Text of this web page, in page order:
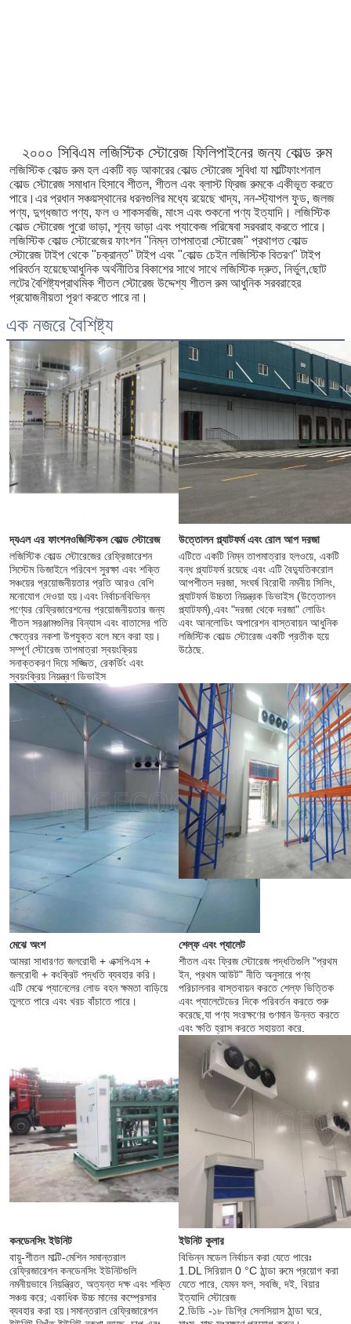
২০০০ সিবিএম লজিস্টিক স্টোরেজ ফিলিপাইনের জন্য কোল্ড রুম
লজিস্টিক কোল্ড রুম হল একটি বড় আকারের কোল্ড স্টোরেজ সুবিধা যা মাল্টিফাংশনাল
কোল্ড স্টোরেজ সমাধান হিসাবে শীতল, শীতল এবং ব্লাস্ট ফ্রিজ রুমকে একীভূত করতে
পারে।এর প্রধান সঞ্চয়স্থানের ধরনগুলির মধ্যে রয়েছে খাদ্য, নন-স্ট্যাপল ফুড, জলজ
পণ্য, দুগ্ধজাত পণ্য, ফল ও শাকসবজি, মাংস এবং শুকনো পণ্য ইত্যাদি। লজিস্টিক
কোল্ড স্টোরেজ পুরো ভাড়া, শূন্য ভাড়া এবং প্যাকেজ পরিষেবা সরবরাহ করতে পারে।
লজিস্টিক কোল্ড স্টোরেজের ফাংশন "নিম্ন তাপমাত্রা স্টোরেজ" প্রথাগত কোল্ড
স্টোরেজ টাইপ থেকে "চক্রান্ত" টাইপ এবং "কোল্ড চেইন লজিস্টিক বিতরণ" টাইপ
পরিবর্তন হয়েছেআধুনিক অর্থনীতির বিকাশের সাথে সাথে লজিস্টিক দ্রুত, নির্ভুল,ছোট
লটের বৈশিষ্ট্যপ্রাথমিক শীতল স্টোরেজ উদ্দেশ্য শীতল রুম আধুনিক সরবরাহের
প্রয়োজনীয়তা পূরণ করতে পারে না।
এক নজরে বৈশিষ্ট্য
দ্যএল এর ফাংশনওজিস্টিকস কোল্ড স্টোরেজ
লজিস্টিক কোল্ড স্টোরেজের রেফ্রিজারেশন
সিস্টেম ডিজাইনে পরিবেশ সুরক্ষা এবং শক্তি
সঞ্চয়ের প্রয়োজনীয়তার প্রতি আরও বেশি
মনোযোগ দেওয়া হয়।এবং নির্বাচনবিভিন্ন
পণ্যের রেফ্রিজারেশনের প্রয়োজনীয়তার জন্য
শীতল সরঞ্জামগুলির বিন্যাস এবং বাতাসের গতি
ক্ষেত্রের নকশা উপযুক্ত বলে মনে করা হয়।
সম্পূর্ণ স্টোরেজ তাপমাত্রা স্বয়ংক্রিয়
সনাক্তকরণ দিয়ে সজ্জিত, রেকর্ডিং এবং
স্বয়ংক্রিয় নিয়ন্ত্রণ ডিভাইস
উত্তোলন প্ল্যাটফর্ম এবং রোল আপ দরজা
এটিতে একটি নিম্ন তাপমাত্রার হলওয়ে, একটি
বন্ধ প্ল্যাটফর্ম রয়েছে এবং এটি বৈদ্যুতিকরোল
আপশীতল দরজা, সংঘর্ষ বিরোধী নমনীয় সিলিং,
প্ল্যাটফর্ম উচ্চতা নিয়ন্ত্রক ডিভাইস (উত্তোলন
প্ল্যাটফর্ম),এবং "দরজা থেকে দরজা" লোডিং
এবং আনলোডিং অপারেশন বাস্তবায়ন আধুনিক
লজিস্টিক কোল্ড স্টোরেজ একটি প্রতীক হয়ে
উঠেছে.
মেঝে অংশ
আমরা সাধারণত জলরোধী + এক্সপিএস +
জলরোধী + কংক্রিট পদ্ধতি ব্যবহার করি।
এটি মেঝে প্যানেলের লোড বহন ক্ষমতা বাড়িয়ে
তুলতে পারে এবং খরচ বাঁচাতে পারে।
শেল্ফ এবং প্যালেট
শীতল এবং ফ্রিজ স্টোরেজ পদ্ধতিগুলি "প্রথম
ইন, প্রথম আউট" নীতি অনুসারে পণ্য
পরিচালনার বাস্তবায়ন করতে শেল্ফ ভিত্তিক
এবং প্যালেটেডের দিকে পরিবর্তন করতে শুরু
করেছে,যা পণ্য সংরক্ষণের গুণমান উন্নত করতে
এবং ক্ষতি হ্রাস করতে সহায়তা করে.
কনডেনসিং ইউনিট
বায়ু-শীতল মাল্টি-মেশিন সমান্তরাল
রেফ্রিজারেশন কনডেনসিং ইউনিটগুলি
নমনীয়ভাবে নিয়ন্ত্রিত, অত্যন্ত দক্ষ এবং শক্তি
সঞ্চয় করে; একাধিক উচ্চ মানের কম্প্রেসার
ব্যবহার করা হয়।সমান্তরাল রেফ্রিজারেশন
ইউনিট কুলার
বিভিন্ন মডেল নির্বাচন করা যেতে পারেঃ
1.DL সিরিয়াল 0 °C ঠান্ডা রুমে প্রয়োগ করা
যেতে পারে, যেমন ফল, সবজি, দই, বিয়ার
ইত্যাদি স্টোরেজ
2.ডিডি -১৮ ডিগ্রি সেলসিয়াস ঠান্ডা ঘরে,